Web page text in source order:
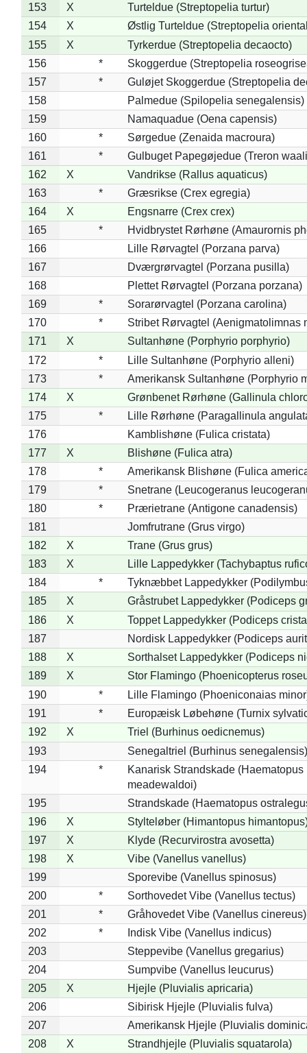
153
X
Turteldue (Streptopelia turtur)
154
X
Østlig Turteldue (Streptopelia
155
X
Tyrkerdue (Streptopelia decaocto)
156
*
Skoggerdue (Streptopelia
157
*
Guløjet Skoggerdue (Streptopelia
158
Palmedue (Spilopelia senegalensis)
159
Namaquadue (Oena capensis)
160
*
Sørgedue (Zenaida macroura)
161
*
Gulbuget Papegøjedue (Treron
162
X
Vandrikse (Rallus aquaticus)
163
*
Græsrikse (Crex egregia)
164
X
Engsnarre (Crex crex)
165
*
Hvidbrystet Rørhøne (Amaurornis
166
Lille Rørvagtel (Porzana parva)
167
Dværgrørvagtel (Porzana pusilla)
168
Plettet Rørvagtel (Porzana porzana)
169
*
Sorarørvagtel (Porzana carolina)
170
*
Stribet Rørvagtel (Aenigmatolimnas
171
X
Sultanhøne (Porphyrio porphyrio)
172
*
Lille Sultanhøne (Porphyrio alleni)
173
*
Amerikansk Sultanhøne (Porphyrio
174
X
Grønbenet Rørhøne (Gallinula
175
*
Lille Rørhøne (Paragallinula
176
Kamblishøne (Fulica cristata)
177
X
Blishøne (Fulica atra)
178
*
Amerikansk Blishøne (Fulica
179
*
Snetrane (Leucogeranus
180
*
Prærietrane (Antigone canadensis)
181
Jomfrutrane (Grus virgo)
182
X
Trane (Grus grus)
183
X
Lille Lappedykker (Tachybaptus
184
*
Tyknæbbet Lappedykker
185
X
Gråstrubet Lappedykker (Podiceps
186
X
Toppet Lappedykker (Podiceps
187
Nordisk Lappedykker (Podiceps
188
X
Sorthalset Lappedykker (Podiceps
189
X
Stor Flamingo (Phoenicopterus
190
*
Lille Flamingo (Phoeniconaias
191
*
Europæisk Løbehøne (Turnix
192
X
Triel (Burhinus oedicnemus)
193
Senegaltriel (Burhinus senegalensis)
194
*
Kanarisk Strandskade (Haematopus
meadewaldoi)
195
Strandskade (Haematopus
196
X
Stylteløber (Himantopus
197
X
Klyde (Recurvirostra avosetta)
198
X
Vibe (Vanellus vanellus)
199
Sporevibe (Vanellus spinosus)
200
*
Sorthovedet Vibe (Vanellus tectus)
201
*
Gråhovedet Vibe (Vanellus cinereus)
202
*
Indisk Vibe (Vanellus indicus)
203
Steppevibe (Vanellus gregarius)
204
Sumpvibe (Vanellus leucurus)
205
X
Hjejle (Pluvialis apricaria)
206
Sibirisk Hjejle (Pluvialis fulva)
207
Amerikansk Hjejle (Pluvialis
208
X
Strandhjejle (Pluvialis squatarola)